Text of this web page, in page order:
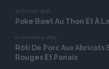
20 février 2026
Poke Bowl Au Thon Et À
6 novembre 2025
Rôti De Porc Aux
Rouges Et Panais